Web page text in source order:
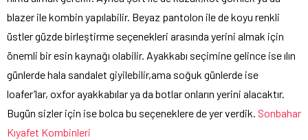
blazer ile kombin yapılabilir. Beyaz pantolon ile de koyu renkli
üstler güzde birleştirme seçenekleri arasında yerini almak için
önemli bir esin kaynağı olabilir. Ayakkabı seçimine gelince ise ılın
günlerde hala sandalet giyilebilir,ama soğuk günlerde ise
loafer’lar, oxfor ayakkabılar ya da botlar onların yerini alacaktır.
Bugün sizler için ise bolca bu seçeneklere de yer verdik. Sonbahar
Kıyafet Kombinleri